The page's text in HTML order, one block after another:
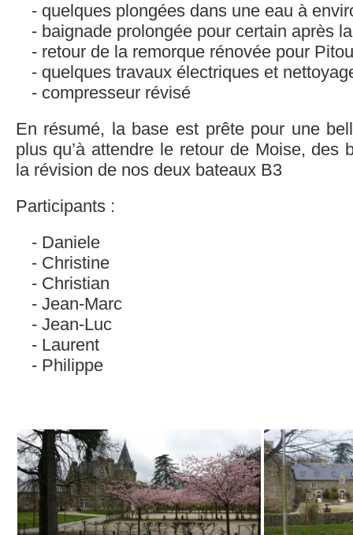
quelques plongées dans une eau à
baignade prolongée pour certain après
retour de la remorque rénovée pour
quelques travaux électriques et
compresseur révisé
En résumé, la base est prête pour une
plus qu’à attendre le retour de Moise, des
la révision de nos deux bateaux B3
Participants :
Daniele
Christine
Christian
Jean-Marc
Jean-Luc
Laurent
Philippe